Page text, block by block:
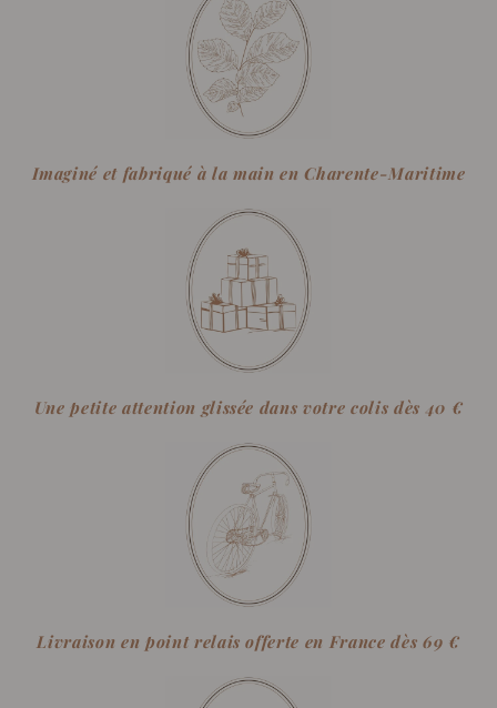
Imaginé et fabriqué à la main en Charente-Maritime
Une petite attention glissée dans votre colis dès 40 €
Livraison en point relais offerte en France dès 69 €